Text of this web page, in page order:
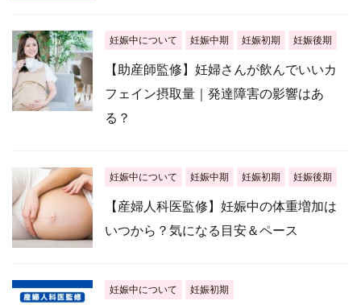
妊娠中について 妊娠中期 妊娠初期 妊娠後期
【助産師監修】妊婦さんが飲んでいいカ
フェイン摂取量｜発達障害の影響はあ
る？
妊娠中について 妊娠中期 妊娠初期 妊娠後期
【産婦人科医監修】妊娠中の体重増加は
いつから？気になる目安＆ペース
妊娠中について 妊娠初期